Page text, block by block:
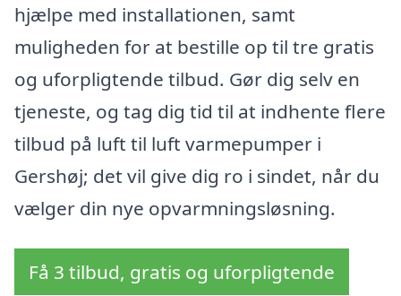
hjælpe med installationen, samt
muligheden for at bestille op til tre gratis
og uforpligtende tilbud. Gør dig selv en
tjeneste, og tag dig tid til at indhente flere
tilbud på luft til luft varmepumper i
Gershøj; det vil give dig ro i sindet, når du
vælger din nye opvarmningsløsning.
Få 3 tilbud, gratis og uforpligtende